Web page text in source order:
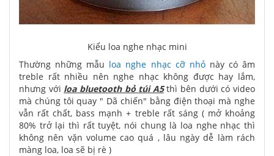
Kiểu loa nghe nhạc mini
Thường những mẫu loa nghe nhạc cỡ nhỏnày có âm
treble rất nhiều nên nghe nhạc không được hay lắm,
nhưng với loa bluetooth bỏ túi A5thì bên dưới có video
mà chúng tôi quay " Dã chiến" bằng điện thoại mà nghe
vẫn rất chất, bass mạnh + treble rất sáng ( mở khoảng
80% trở lại thì rất tuyệt, nói chung là loa nghe nhạc thì
không nên vặn volume cao quá , lâu ngày dễ làm rách
màng loa, loa sẽ bị rè )